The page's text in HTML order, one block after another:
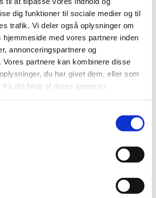
dig funktioner til sociale medier og til
trafik. Vi deler også oplysninger om
hjemmeside med vores partnere inden
annonceringspartnere og
Vores partnere kan kombinere disse
du har givet dem, eller som
din brug af deres tjenester.